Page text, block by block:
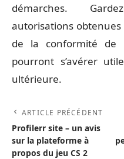
démarches.
autorisations
de la conformité de
pourront s’avérer
ultérieure.
ARTICLE PRÉCÉDENT
Profilerr site – un avis
sur la plateforme à
propos du jeu CS 2